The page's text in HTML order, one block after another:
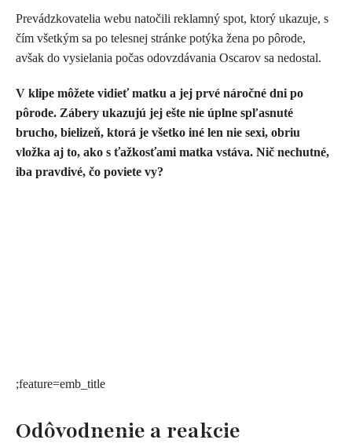
Prevádzkovatelia webu natočili reklamný spot, ktorý ukazuje, s
čím všetkým sa po telesnej stránke potýka žena po pôrode,
avšak do vysielania počas odovzdávania Oscarov sa nedostal.
V klipe môžete vidieť matku a jej prvé náročné dni po
pôrode. Zábery ukazujú jej ešte nie úplne spľasnuté
brucho, bielizeň, ktorá je všetko iné len nie sexi, obriu
vložka aj to, ako s ťažkosťami matka vstáva. Nič nechutné,
iba pravdivé, čo poviete vy?
;feature=emb_title
Odôvodnenie a reakcie